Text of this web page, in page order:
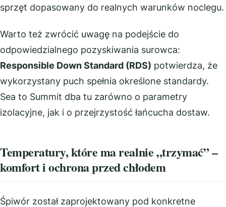
sprzęt dopasowany do realnych warunków noclegu.
Warto też zwrócić uwagę na podejście do
odpowiedzialnego pozyskiwania surowca:
Responsible Down Standard (RDS) potwierdza, że
wykorzystany puch spełnia określone standardy.
Sea to Summit dba tu zarówno o parametry
izolacyjne, jak i o przejrzystość łańcucha dostaw.
Temperatury, które ma realnie „trzymać” –
komfort i ochrona przed chłodem
Śpiwór został zaprojektowany pod konkretne